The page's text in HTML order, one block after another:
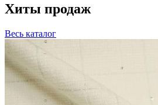
Хиты продаж
Весь каталог